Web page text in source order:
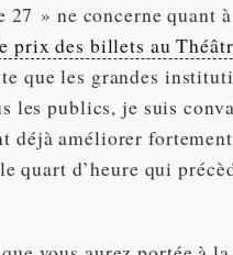
» ne concerne quant
prix des billets au
que les grandes
les publics, je suis
déjà améliorer
quart d’heure qui